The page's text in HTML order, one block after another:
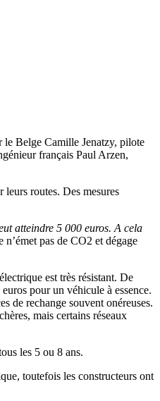
le Belge Camille Jenatzy, pilote
français Paul Arzen,
routes. Des mesures
atteindre 5 000 euros. A cela
pas de CO2 et dégage
est très résistant. De
pour un véhicule à essence.
de rechange souvent onéreuses.
mais certains réseaux
les 5 ou 8 ans.
toutefois les constructeurs ont